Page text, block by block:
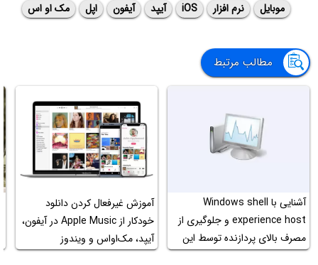
موبایل نرم افزار iOS آیپد آیفون اپل مک او اس
مطالب مرتبط
آشنایی با Windows shell
experience host و جلوگیری از
مصرف بالای پردازنده توسط این
پردازش
آموزش غیرفعال کردن دانلود
خودکار از Apple Music در آیفون،
آیپد، مک‌او‌اس و ویندوز